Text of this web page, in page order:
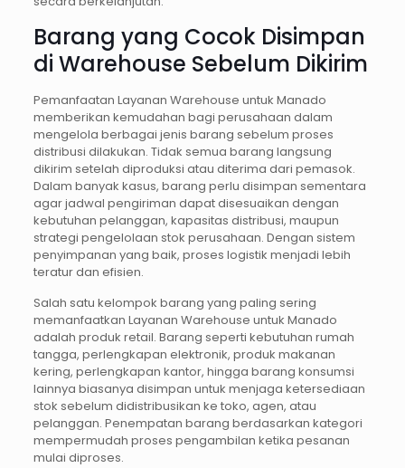
Barang yang Cocok Disimpan
di Warehouse Sebelum Dikirim
Pemanfaatan Layanan Warehouse untuk Manado
memberikan kemudahan bagi perusahaan dalam
mengelola berbagai jenis barang sebelum proses
distribusi dilakukan. Tidak semua barang langsung
dikirim setelah diproduksi atau diterima dari pemasok.
Dalam banyak kasus, barang perlu disimpan sementara
agar jadwal pengiriman dapat disesuaikan dengan
kebutuhan pelanggan, kapasitas distribusi, maupun
strategi pengelolaan stok perusahaan. Dengan sistem
penyimpanan yang baik, proses logistik menjadi lebih
teratur dan efisien.
Salah satu kelompok barang yang paling sering
memanfaatkan Layanan Warehouse untuk Manado
adalah produk retail. Barang seperti kebutuhan rumah
tangga, perlengkapan elektronik, produk makanan
kering, perlengkapan kantor, hingga barang konsumsi
lainnya biasanya disimpan untuk menjaga ketersediaan
stok sebelum didistribusikan ke toko, agen, atau
pelanggan. Penempatan barang berdasarkan kategori
mempermudah proses pengambilan ketika pesanan
mulai diproses.